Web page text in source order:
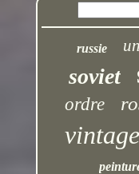
russie
soviet
ordre
vintage